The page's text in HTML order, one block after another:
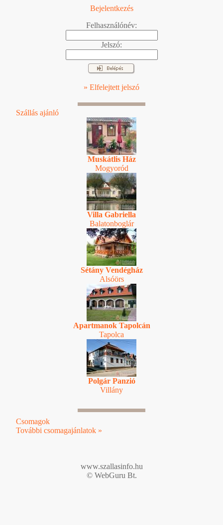
Bejelentkezés
Felhasználónév:
Jelszó:
» Elfelejtett jelszó
Szállás ajánló
Muskátlis Ház
Mogyoród
Villa Gabriella
Balatonboglár
Sétány Vendégház
Alsóörs
Apartmanok Tapolcán
Tapolca
Polgár Panzió
Villány
Csomagok
További csomagajánlatok »
www.szallasinfo.hu
© WebGuru Bt.